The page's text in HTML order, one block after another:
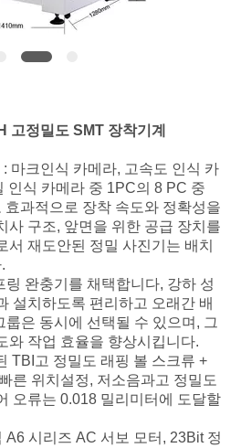
고정밀도 SMT 장착기계
마크인식 카메라, 고속도 인식 카
인식 카메라 중 1PC의 8 PC 중
과적으로 장착 속도와 정확성을
사 구조, 앞면을 위한 공급 장치를
서 재도안된 정밀 사진기는 배치
완충기를 채택합니다, 강하 성
설치하도록 편리하고 오래간 배
룹은 동시에 선택될 수 있으며, 그
와 작업 효율을 향상시킵니다.
TBI고 정밀도 래핑 볼 스크류 +
른 위치설정, 저소음과고 정밀도
오류는 0.018 밀리미터에 도달할
A6 시리즈 AC 서보 모터, 23Bit 정